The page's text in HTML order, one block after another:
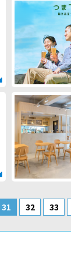
31 32 33